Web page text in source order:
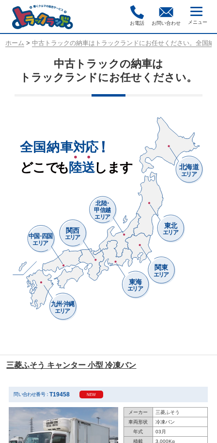
お電話 お問い合わせ
ホーム >中古トラックの納車はトラックランドにお任せください。全国納
中古トラックの納車は
トラックランドにお任せください。
全国納車対応！
どこでも陸送します
関東
エリア
東北
エリア
北海道
エリア
北陸・
甲信越
エリア
関西
エリア
中国・四国
エリア
東海
エリア
九州・沖縄
エリア
三菱ふそう キャンター 小型 冷凍バン
問い合わせ番号：T19458 NEW
メーカー
三菱ふそう
車両形状
冷凍バン
年式
03月
積載
3,000Kg